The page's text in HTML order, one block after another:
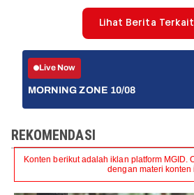
Lihat Berita Terkait
Live Now
MORNING ZONE 10/08